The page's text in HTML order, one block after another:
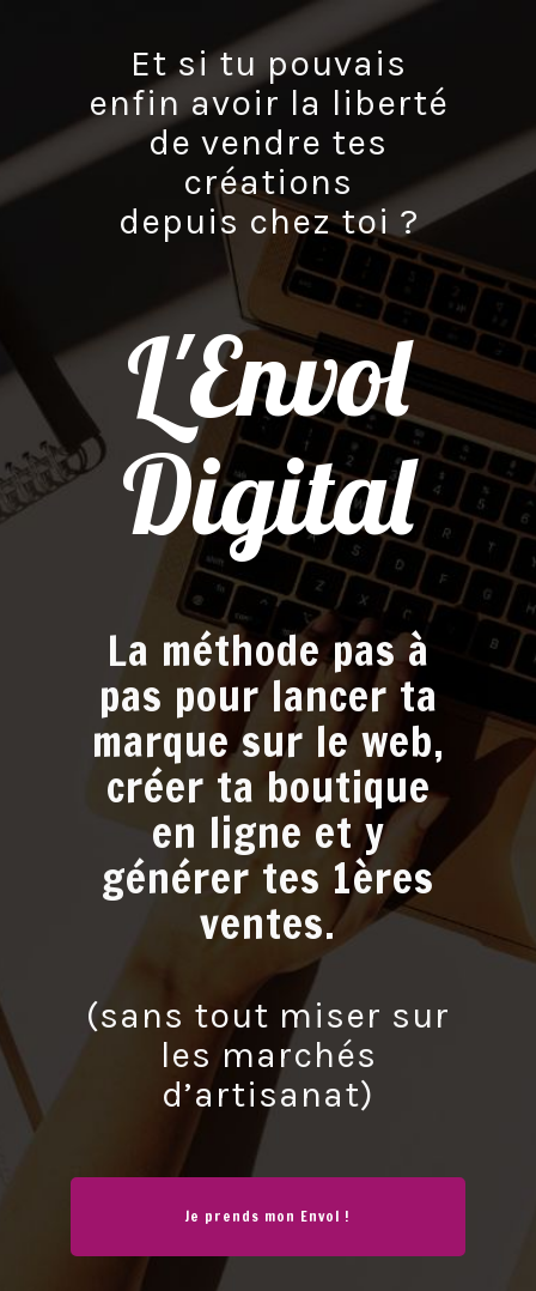
Et si tu pouvais
enfin avoir la liberté
de vendre tes
créations
depuis chez toi ?
L'Envol
Digital
La méthode pas à
pas pour lancer ta
marque sur le web,
créer ta boutique
en ligne et y
générer tes 1ères
ventes.
(sans tout miser sur
les marchés
d’artisanat)
Je prends mon Envol !